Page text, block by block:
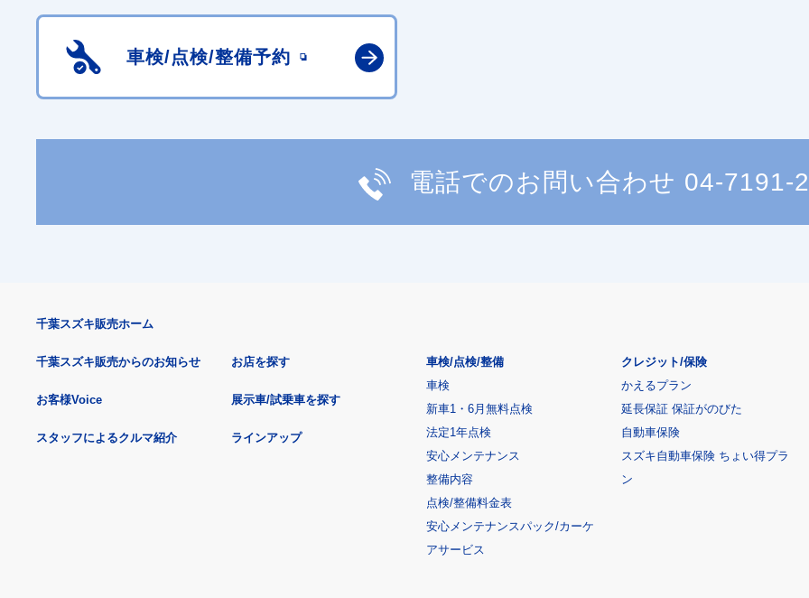
車検/点検/整備予約
電話でのお問い合わせ 04-7191-
千葉スズキ販売ホーム
千葉スズキ販売からのお知らせ
お客様Voice
スタッフによるクルマ紹介
お店を探す
展示車/試乗車を探す
ラインアップ
車検/点検/整備
車検
新車1・6月無料点検
法定1年点検
安心メンテナンス
整備内容
点検/整備料金表
安心メンテナンスパック/カーケ
アサービス
クレジット/保険
かえるプラン
延長保証 保証がのびた
自動車保険
スズキ自動車保険 ちょい得プラ
ン